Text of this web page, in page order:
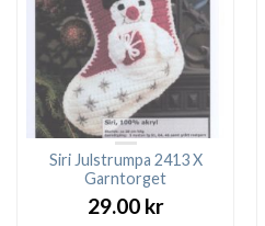
Siri Julstrumpa 2413 X
Garntorget
29.00 kr